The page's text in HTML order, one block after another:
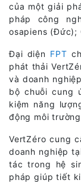
của một giải
pháp công
osapiens (Đức);
Đại diện FPT
phát thải
và doanh
bộ chuỗi cung
kiệm năng
động môi
VertZéro cung
doanh nghiệp
tác trong hệ
pháp giúp tiết